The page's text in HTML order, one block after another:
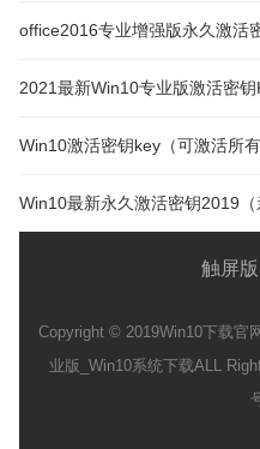
office2016专业增强版永久激活
2021最新Win10专业版激活密钥
Win10激活密钥key（可激活所有
Win10最新永久激活密钥2019（
触屏版
Copyright © 2019Win10下载官
业版_Win10系统下载ALL